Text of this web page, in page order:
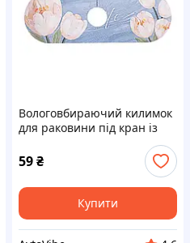
Вологовбираючий килимок
для раковини під кран із
поліестеру 37,5*13 см HP-
42-12BL
59₴
Купити